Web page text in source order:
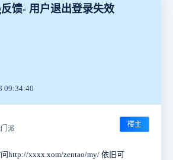
馈- 用户退出登录失效
09:34:40
派 楼主
http://xxxx.xom/zentao/my/ 依旧可